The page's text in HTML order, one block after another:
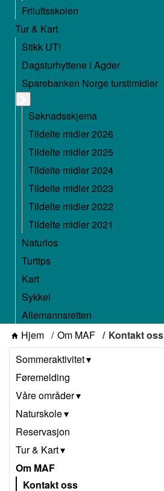
Friluftsskolen
Tur & Kart
Stikk UT!
Dagsturhyttene i Agder
Sparebanken Norge turstimidler
Søknadsskjema
Tildelte midler 2026
Tildelte midler 2025
Tildelte midler 2024
Tildelte midler 2023
Tildelte midler 2022
Tildelte midler 2021
Naturlos
Turtips
Kart
Sykkel
Allemannsretten
Hjem Om MAF
Kontakt oss
Sommeraktivitet
Føremelding
Våre områder
Naturskole
Reservasjon
Tur & Kart
Om MAF
Kontakt oss